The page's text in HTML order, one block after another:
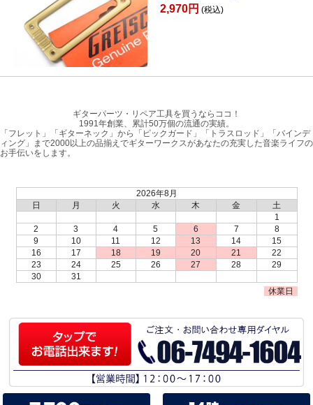
2,970円 (税込)
ギターパーツ・リペア工具を買うならココ！
1991年創業、累計50万個の流通の実績。
「フレット」「ギターネック」から「ピックガード」「トラスロッド」「バインデ
ィング」まで2000以上の品揃えでギターワークスがあなたの充実した音楽ライフの
お手伝いをします。
2026年8月
日
月 火 水 木 金
土
1
2
3 4 5 6 7
8
9
10 11 12 13 14
15
16
17 18 19 20 21
22
23
24 25 26 27 28
29
30
31
休業日